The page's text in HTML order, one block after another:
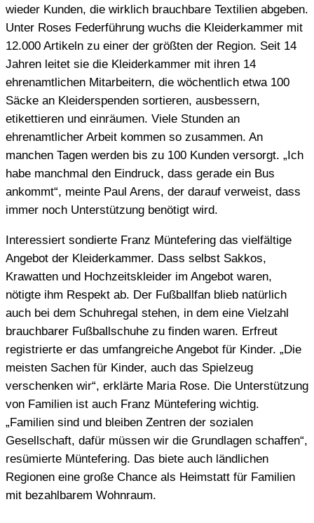
wieder Kunden, die wirklich brauchbare Textilien abgeben.
Unter Roses Federführung wuchs die Kleiderkammer mit
12.000 Artikeln zu einer der größten der Region. Seit 14
Jahren leitet sie die Kleiderkammer mit ihren 14
ehrenamtlichen Mitarbeitern, die wöchentlich etwa 100
Säcke an Kleiderspenden sortieren, ausbessern,
etikettieren und einräumen. Viele Stunden an
ehrenamtlicher Arbeit kommen so zusammen. An
manchen Tagen werden bis zu 100 Kunden versorgt. „Ich
habe manchmal den Eindruck, dass gerade ein Bus
ankommt“, meinte Paul Arens, der darauf verweist, dass
immer noch Unterstützung benötigt wird.
Interessiert sondierte Franz Müntefering das vielfältige
Angebot der Kleiderkammer. Dass selbst Sakkos,
Krawatten und Hochzeitskleider im Angebot waren,
nötigte ihm Respekt ab. Der Fußballfan blieb natürlich
auch bei dem Schuhregal stehen, in dem eine Vielzahl
brauchbarer Fußballschuhe zu finden waren. Erfreut
registrierte er das umfangreiche Angebot für Kinder. „Die
meisten Sachen für Kinder, auch das Spielzeug
verschenken wir“, erklärte Maria Rose. Die Unterstützung
von Familien ist auch Franz Müntefering wichtig.
„Familien sind und bleiben Zentren der sozialen
Gesellschaft, dafür müssen wir die Grundlagen schaffen“,
resümierte Müntefering. Das biete auch ländlichen
Regionen eine große Chance als Heimstatt für Familien
mit bezahlbarem Wohnraum.